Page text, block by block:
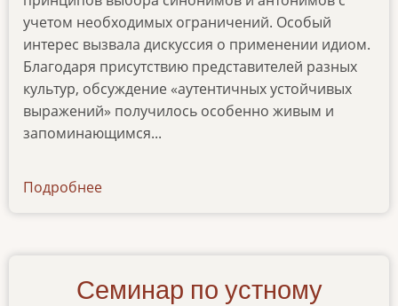
учетом необходимых ограничений. Особый
интерес вызвала дискуссия о применении идиом.
Благодаря присутствию представителей разных
культур, обсуждение «аутентичных устойчивых
выражений» получилось особенно живым и
запоминающимся...
Подробнее
i-
Семинар по устному